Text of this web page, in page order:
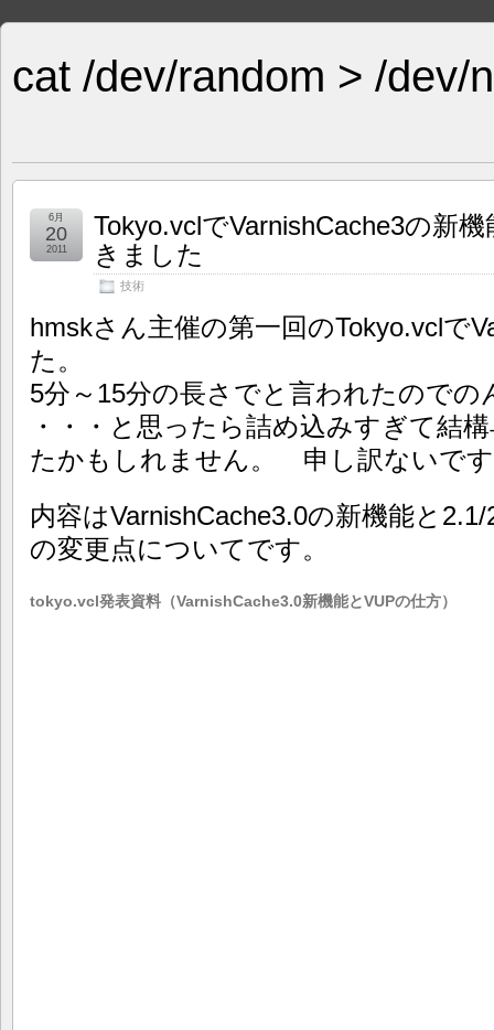
cat /dev/random > /dev/
Tokyo.vclでVarnishCache3の新
きました
技術
6月
20
2011
hmskさん主催の第一回のTokyo.vclで
た。
5分～15分の長さでと言われたので
・・・と思ったら詰め込みすぎて結
たかもしれません。 申し訳ないで
内容はVarnishCache3.0の新機能と
の変更点についてです。
tokyo.vcl発表資料（VarnishCache3.0新機能とVUPの仕方）